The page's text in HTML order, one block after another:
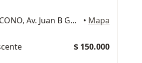
Dirección: Edificio ICONO, Av. Juan B Gutierrez #17-55 consultorio 405, Pereira, Risaralda, Pereira • Mapa
$ 150.000